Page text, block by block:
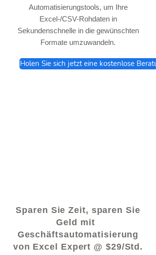
Automatisierungstools, um Ihre
Excel-/CSV-Rohdaten in
Sekundenschnelle in die gewünschten
Formate umzuwandeln.
Holen Sie sich jetzt eine kostenlose
Sparen Sie Zeit, sparen Sie
Geld mit
Geschäftsautomatisierung
von Excel Expert @ $29/Std.